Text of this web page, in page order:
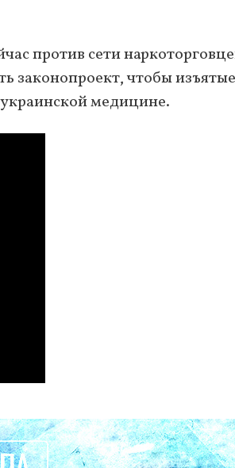
против сети
законопроект, чтобы изъятые
медицине.